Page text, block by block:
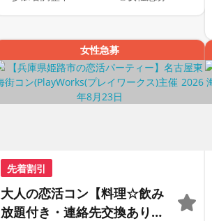
あり☆】
女性急募
先着割引
大人の恋活コン【料理☆飲み
放題付き・連絡先交換あり・